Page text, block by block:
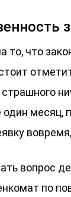
то, что
страшного
один месяц,
вопрос
по